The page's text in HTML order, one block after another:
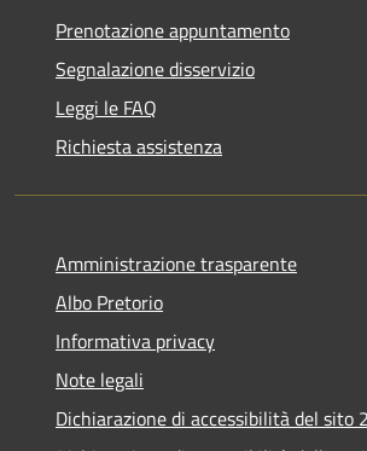
Prenotazione appuntamento
Segnalazione disservizio
Leggi le FAQ
Richiesta assistenza
Amministrazione trasparente
Albo Pretorio
Informativa privacy
Note legali
Dichiarazione di accessibilità del sito